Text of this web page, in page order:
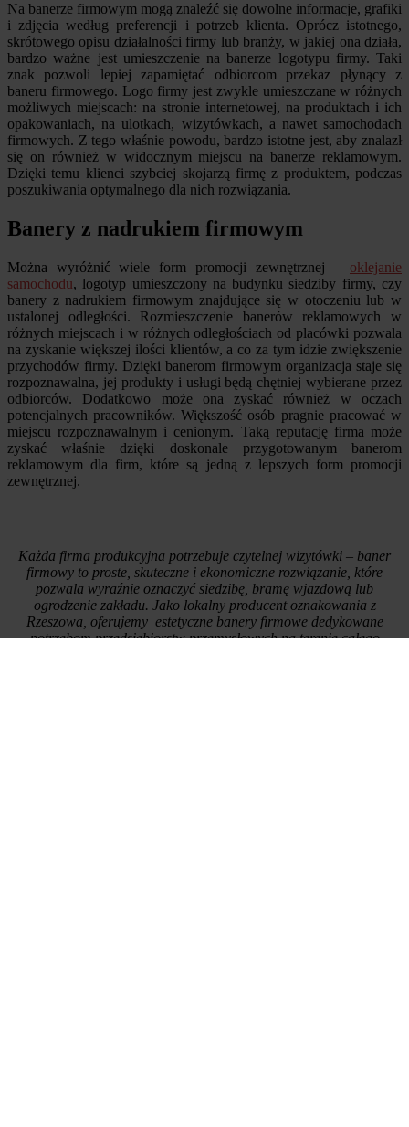
Na banerze firmowym mogą znaleźć się dowolne informacje, grafiki
i zdjęcia według preferencji i potrzeb klienta. Oprócz istotnego,
skrótowego opisu działalności firmy lub branży, w jakiej ona działa,
bardzo ważne jest umieszczenie na banerze logotypu firmy. Taki
znak pozwoli lepiej zapamiętać odbiorcom przekaz płynący z
baneru firmowego. Logo firmy jest zwykle umieszczane w różnych
możliwych miejscach: na stronie internetowej, na produktach i ich
opakowaniach, na ulotkach, wizytówkach, a nawet samochodach
firmowych. Z tego właśnie powodu, bardzo istotne jest, aby znalazł
się on również w widocznym miejscu na banerze reklamowym.
Dzięki temu klienci szybciej skojarzą firmę z produktem, podczas
poszukiwania optymalnego dla nich rozwiązania.
Banery z nadrukiem firmowym
Można wyróżnić wiele form promocji zewnętrznej – oklejanie
samochodu, logotyp umieszczony na budynku siedziby firmy, czy
banery z nadrukiem firmowym znajdujące się w otoczeniu lub w
ustalonej odległości. Rozmieszczenie banerów reklamowych w
różnych miejscach i w różnych odległościach od placówki pozwala
na zyskanie większej ilości klientów, a co za tym idzie zwiększenie
przychodów firmy. Dzięki banerom firmowym organizacja staje się
rozpoznawalna, jej produkty i usługi będą chętniej wybierane przez
odbiorców. Dodatkowo może ona zyskać również w oczach
potencjalnych pracowników. Większość osób pragnie pracować w
miejscu rozpoznawalnym i cenionym. Taką reputację firma może
zyskać właśnie dzięki doskonale przygotowanym banerom
reklamowym dla firm, które są jedną z lepszych form promocji
zewnętrznej.
Każda firma produkcyjna potrzebuje czytelnej wizytówki – baner
firmowy to proste, skuteczne i ekonomiczne rozwiązanie, które
pozwala wyraźnie oznaczyć siedzibę, bramę wjazdową lub
ogrodzenie zakładu. Jako lokalny producent oznakowania z
Rzeszowa, oferujemy estetyczne banery firmowe dedykowane
potrzebom przedsiębiorstw przemysłowych na terenie całego